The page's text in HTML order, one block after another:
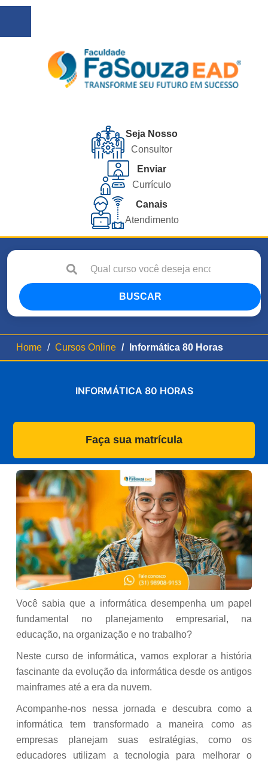
Seja Nosso
Consultor
Enviar
Currículo
Canais
Atendimento
BUSCAR
Home Cursos Online Informática 80 Horas
INFORMÁTICA 80 HORAS
Faça sua matrícula
Você sabia que a informática desempenha um papel
fundamental no planejamento empresarial, na
educação, na organização e no trabalho?
Neste curso de informática, vamos explorar a história
fascinante da evolução da informática desde os antigos
mainframes até a era da nuvem.
Acompanhe-nos nessa jornada e descubra como a
informática tem transformado a maneira como as
empresas planejam suas estratégias, como os
educadores utilizam a tecnologia para melhorar o